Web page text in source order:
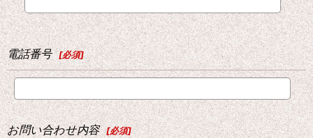
電話番号 [必須]
お問い合わせ内容 [必須]